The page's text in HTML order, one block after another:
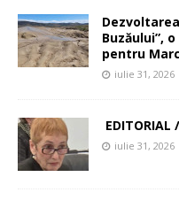
Buzăului”,
pentru
iulie 31, 2026
EDITORIAL
iulie 31, 2026